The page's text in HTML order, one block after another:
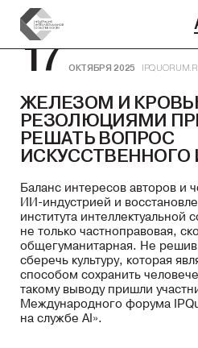
17 ОКТЯБРЯ 2025
ЖЕЛЕЗОМ И
РЕЗОЛЮЦИЯМИ
РЕШАТЬ ВОПРОС
ИСКУССТВЕННОГО
Баланс интересов авторов и
ИИ-индустрией и
института интеллектуальной
не только частноправовая,
общегуманитарная. Не
сберечь культуру, которая
способом сохранить
такому выводу пришли
Международного форума
на службе AI».